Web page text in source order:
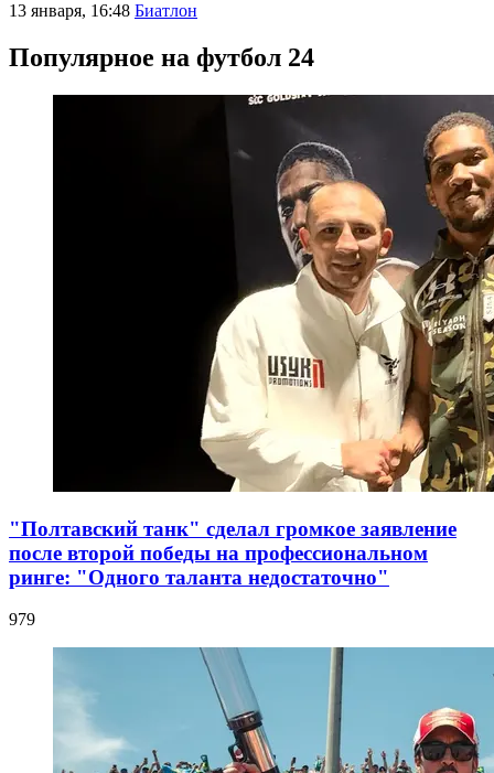
13 января, 16:48 Биатлон
Популярное на футбол 24
"Полтавский танк" сделал громкое заявление
после второй победы на профессиональном
ринге: "Одного таланта недостаточно"
979